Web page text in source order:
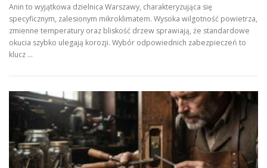
Anin to wyjątkowa dzielnica Warszawy, charakteryzująca się
specyficznym, zalesionym mikroklimatem. Wysoka wilgotność powietrza,
zmienne temperatury oraz bliskość drzew sprawiają, że standardowe
okucia szybko ulegają korozji. Wybór odpowiednich zabezpieczeń to
klucz …